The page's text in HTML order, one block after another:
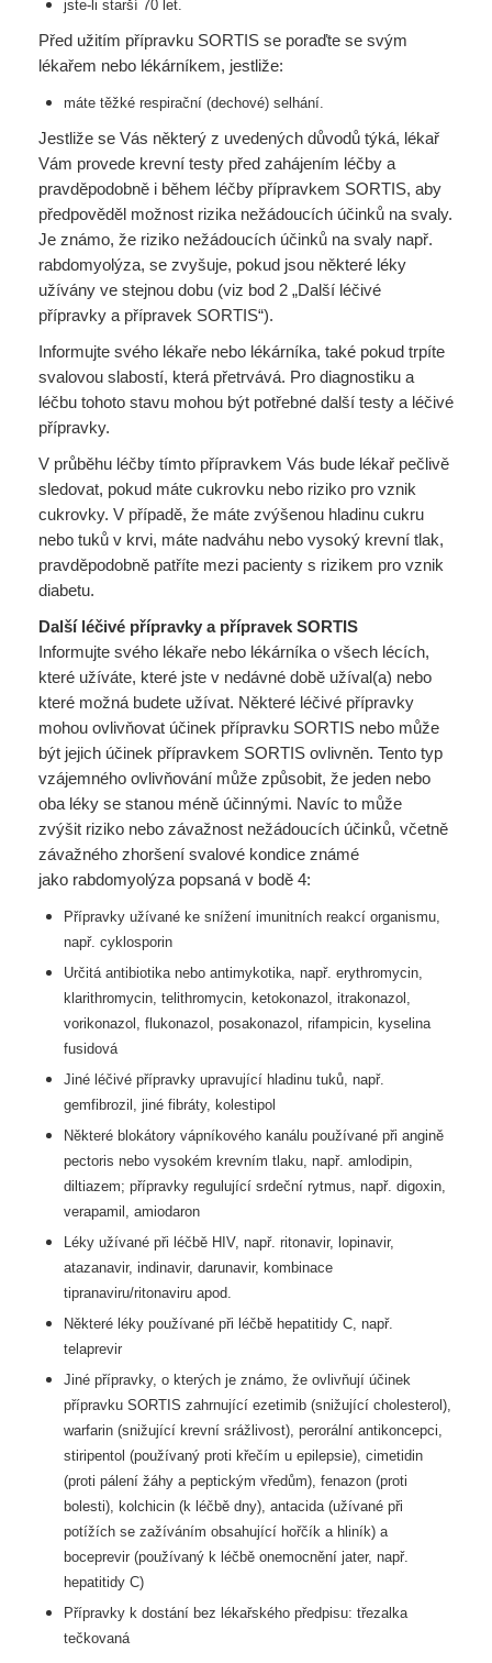
jste-li starší 70 let.
Před užitím přípravku SORTIS se poraďte se svým
lékařem nebo lékárníkem, jestliže:
máte těžké respirační (dechové) selhání.
Jestliže se Vás některý z uvedených důvodů týká, lékař
Vám provede krevní testy před zahájením léčby a
pravděpodobně i během léčby přípravkem SORTIS, aby
předpověděl možnost rizika nežádoucích účinků na svaly.
Je známo, že riziko nežádoucích účinků na svaly např.
rabdomyolýza, se zvyšuje, pokud jsou některé léky
užívány ve stejnou dobu (viz bod 2 „Další léčivé
přípravky a přípravek SORTIS“).
Informujte svého lékaře nebo lékárníka, také pokud trpíte
svalovou slabostí, která přetrvává. Pro diagnostiku a
léčbu tohoto stavu mohou být potřebné další testy a léčivé
přípravky.
V průběhu léčby tímto přípravkem Vás bude lékař pečlivě
sledovat, pokud máte cukrovku nebo riziko pro vznik
cukrovky. V případě, že máte zvýšenou hladinu cukru
nebo tuků v krvi, máte nadváhu nebo vysoký krevní tlak,
pravděpodobně patříte mezi pacienty s rizikem pro vznik
diabetu.
Další léčivé přípravky a přípravek SORTIS
Informujte svého lékaře nebo lékárníka o všech lécích,
které užíváte, které jste v nedávné době užíval(a) nebo
které možná budete užívat. Některé léčivé přípravky
mohou ovlivňovat účinek přípravku SORTIS nebo může
být jejich účinek přípravkem SORTIS ovlivněn. Tento typ
vzájemného ovlivňování může způsobit, že jeden nebo
oba léky se stanou méně účinnými. Navíc to může
zvýšit riziko nebo závažnost nežádoucích účinků, včetně
závažného zhoršení svalové kondice známé
jako rabdomyolýza popsaná v bodě 4:
Přípravky užívané ke snížení imunitních reakcí organismu,
např. cyklosporin
Určitá antibiotika nebo antimykotika, např. erythromycin,
klarithromycin, telithromycin, ketokonazol, itrakonazol,
vorikonazol, flukonazol, posakonazol, rifampicin, kyselina
fusidová
Jiné léčivé přípravky upravující hladinu tuků, např.
gemfibrozil, jiné fibráty, kolestipol
Některé blokátory vápníkového kanálu používané při angině
pectoris nebo vysokém krevním tlaku, např. amlodipin,
diltiazem; přípravky regulující srdeční rytmus, např. digoxin,
verapamil, amiodaron
Léky užívané při léčbě HIV, např. ritonavir, lopinavir,
atazanavir, indinavir, darunavir, kombinace
tipranaviru/ritonaviru apod.
Některé léky používané při léčbě hepatitidy C, např.
telaprevir
Jiné přípravky, o kterých je známo, že ovlivňují účinek
přípravku SORTIS zahrnující ezetimib (snižující cholesterol),
warfarin (snižující krevní srážlivost), perorální antikoncepci,
stiripentol (používaný proti křečím u epilepsie), cimetidin
(proti pálení žáhy a peptickým vředům), fenazon (proti
bolesti), kolchicin (k léčbě dny), antacida (užívané při
potížích se zažíváním obsahující hořčík a hliník) a
boceprevir (používaný k léčbě onemocnění jater, např.
hepatitidy C)
Přípravky k dostání bez lékařského předpisu: třezalka
tečkovaná